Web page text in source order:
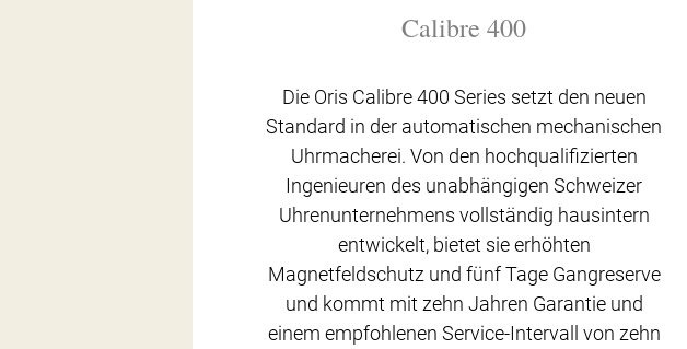
Calibre 400
Die Oris Calibre 400 Series setzt den neuen
Standard in der automatischen mechanischen
Uhrmacherei. Von den hochqualifizierten
Ingenieuren des unabhängigen Schweizer
Uhrenunternehmens vollständig hausintern
entwickelt, bietet sie erhöhten
Magnetfeldschutz und fünf Tage Gangreserve
und kommt mit zehn Jahren Garantie und
einem empfohlenen Service-Intervall von zehn